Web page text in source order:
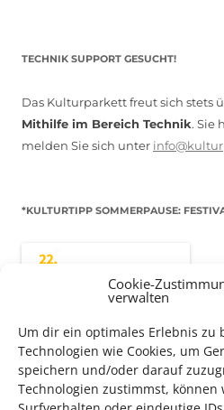
Cookie-
verwalten
Um dir ein optimales Erlebnis zu
Technologien wie Cookies, um
speichern und/oder darauf
Technologien zustimmst, können
TECHNIK SUPPORT GESUCHT!
Das Kulturparkett freut sich stets
Mithilfe im Bereich Technik. Sie
melden Sie sich unter
*KULTURTIPP SOMMERPAUSE: